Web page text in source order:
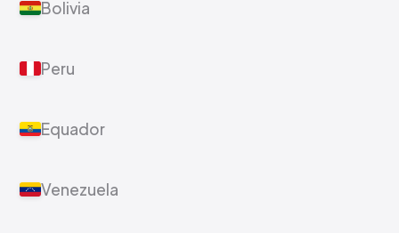
Bolivia
Peru
Equador
Venezuela